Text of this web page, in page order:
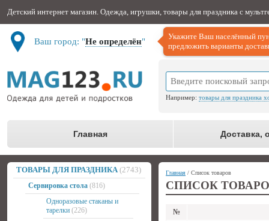
Детский интернет магазин. Одежда, игрушки, товары для праздника с
Ваш город: "Не определён"
Укажите Ваш населённый
предложить варианты
Например: товары для праздника
Главная Доставка,
ТОВАРЫ ДЛЯ ПРАЗДНИКА (2743)
Сервировка стола (816)
Одноразовые стаканы и
тарелки (226)
Главная / Список товаров
СПИСОК
№